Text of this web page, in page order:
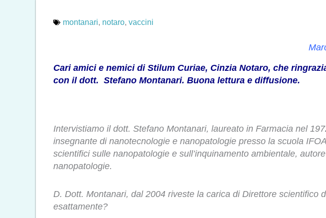
montanari, notaro, vaccini
Cari amici e nemici di Stilum Curiae, Cinzia Notaro, che
con il dott. Stefano Montanari. Buona lettura e diffusione.
Intervistiamo il dott. Stefano Montanari, laureato in Farmacia nel
insegnante di nanotecnologie e nanopatologie presso la scuola
scientifici sulle nanopatologie e sull’inquinamento ambientale,
nanopatologie.
D. Dott. Montanari, dal 2004 riveste la carica di Direttore
esattamente?